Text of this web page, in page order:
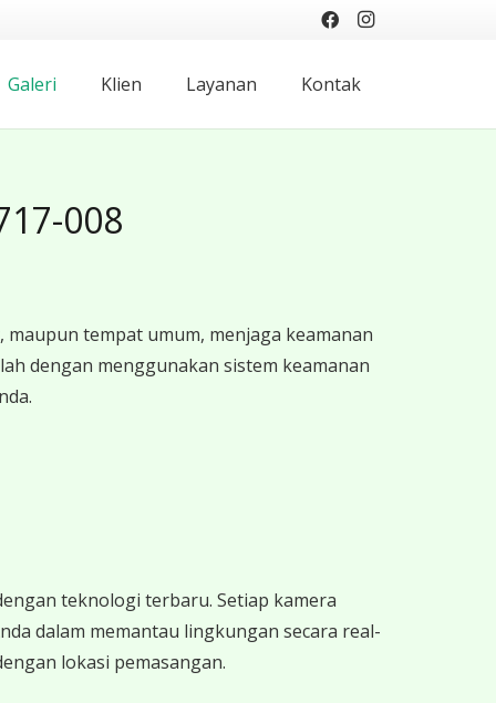
Galeri Klien Layanan Kontak
008
tempat umum, menjaga keamanan
dengan menggunakan sistem keamanan
teknologi terbaru. Setiap kamera
dalam memantau lingkungan secara real-
lokasi pemasangan.